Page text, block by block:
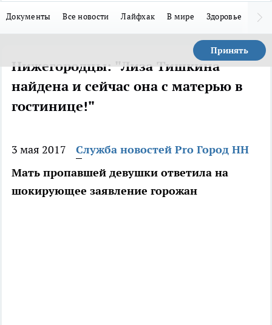
Документы Все новости Лайфхак В мире Здоровье
Принять
Нижегородцы: "Лиза Тишкина
найдена и сейчас она с матерью в
гостинице!"
3 мая 2017
Служба новостей Pro Город НН
Мать пропавшей девушки ответила на
шокирующее заявление горожан